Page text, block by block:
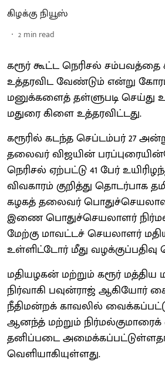
கிழக்கு நியூஸ்
2 min read
கரூர் கூட்ட நெரிசல் சம்பவத்தை
உத்தரவிட வேண்டும் என்று
மனுக்களைத் தள்ளுபடி செய்து
மதுரை கிளை உத்தரவிட்டது.
கரூரில் கடந்த செப்டம்பர் 27
தலைவர் விஜயின்
நெரிசல் ஏற்பட்டு 41 பேர்
விவகாரம் குறித்து தொடர்பாக
கழகத் தலைவர்
இணை பொதுச்செயலாளர்
மேற்கு மாவட்டச் செயலாளர்
உள்ளிட்டோர் மீது
மதியழகன் மற்றும் கரூர் மத்திய
நிர்வாகி பவுன்ராஜ் ஆகியோர்
நீதிமன்றக் காவலில்
ஆனந்த் மற்றும்
தனிப்படை
வெளியாகியுள்ளது.